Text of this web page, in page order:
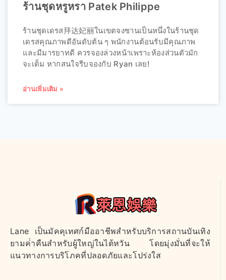
ร้านชุดหรูหรา Patek Philippe
ร้านชุดเดรส拜达妃丽ในเขตจงซานเป็นหนึ่งในร้านชุด
เดรสคุณภาพดีอันดับต้น ๆ พนักงานต้อนรับมีคุณภาพ
และมีมารยาทดี ควรจองล่วงหน้าเพราะห้องส่วนตัวมัก
จะเต็ม หากสนใจรีบจองกับ Ryan เลย!
อ่านเพิ่มเติม »
Lane เป็นมัคคุเทศก์มืออาชีพสําหรับบริการสถานบันเทิง
ยามค่ําคืนสําหรับผู้ใหญ่ในไต้หวัน โดยมุ่งมั่นที่จะให้
แนวทางการบริโภคที่ปลอดภัยและโปร่งใส